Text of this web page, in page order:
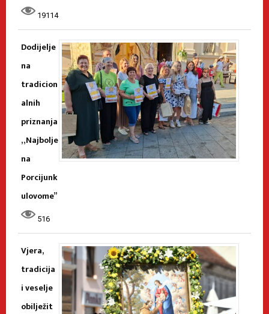
19114
Dodijelje
na
tradicion
alnih
priznanja
„Najbolje
na
Porcijunk
ulovome”
516
Vjera,
tradicija
i veselje
obilježit